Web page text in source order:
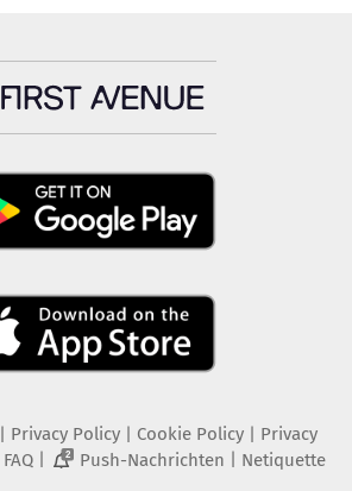
| Privacy Policy| Cookie Policy| Privacy
FAQ| 2 Push-Nachrichten | Netiquette